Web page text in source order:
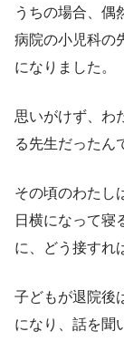
うちの場合、偶
病院の小児科の
になりました。
思いがけず、わ
る先生だったん
その頃のわたし
日横になって寝
に、どう接すれ
子どもが退院後
になり、話を聞